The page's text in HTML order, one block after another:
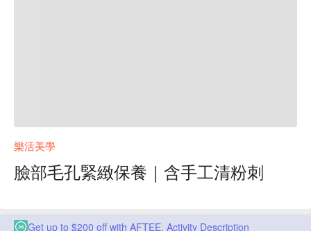
樂活美學
臉部毛孔緊緻保養｜含手工清粉刺
Get up to $200 off with AFTEE. Activity Description